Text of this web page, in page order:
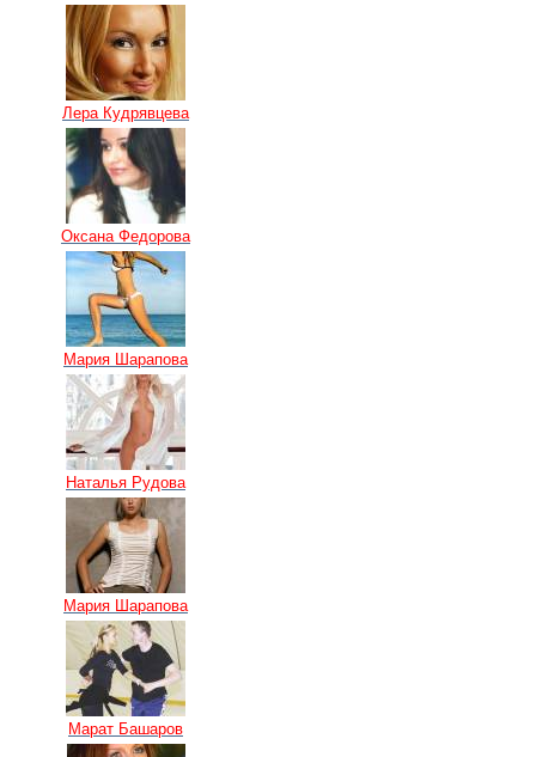
Лера Кудрявцева
Оксана Федорова
Мария Шарапова
Наталья Рудова
Мария Шарапова
Марат Башаров